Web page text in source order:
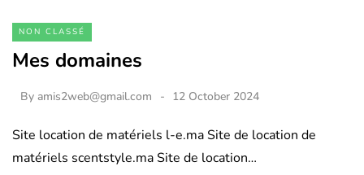
NON CLASSÉ
Mes domaines
By amis2web@gmail.com 12 October 2024
Site location de matériels l-e.ma Site de location de
matériels scentstyle.ma Site de location…